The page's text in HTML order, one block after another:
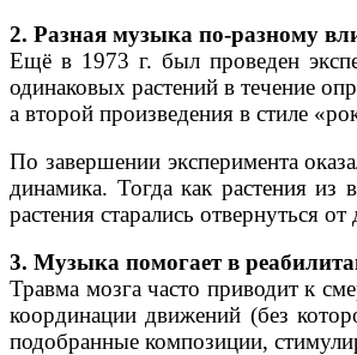
2. Разная музыка по-разному
Ещё в 1973 г. был проведен
одинаковых растений в течение
а второй произведения в стиле
По завершении эксперимента
динамика. Тогда как растения
растения старались отвернуться
3. Музыка помогает в
Травма мозга часто приводит к
координации движений (без
подобранные композиции,